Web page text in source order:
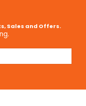
Sales and Offers.